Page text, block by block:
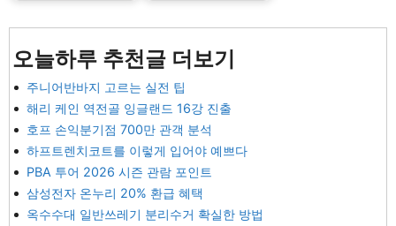
오늘하루 추천글 더보기
주니어반바지 고르는 실전 팁
해리 케인 역전골 잉글랜드 16강 진출
호프 손익분기점 700만 관객 분석
하프트렌치코트를 이렇게 입어야 예쁘다
PBA 투어 2026 시즌 관람 포인트
삼성전자 온누리 20% 환급 혜택
옥수수대 일반쓰레기 분리수거 확실한 방법